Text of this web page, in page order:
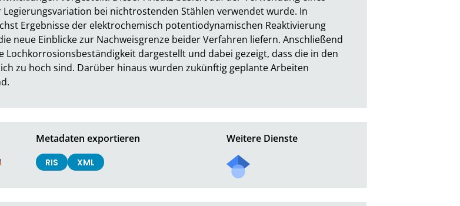
bei nichtrostenden Stählen verwendet wurde. In
Ergebnisse der elektrochemisch potentiodynamischen Reaktivierung
neue Einblicke zur Nachweisgrenze beider Verfahren liefern. Anschließend
Lochkorrosionsbeständigkeit dargestellt und dabei gezeigt, dass die in den
zu hoch sind. Darüber hinaus wurden zukünftig geplante Arbeiten
Metadaten exportieren
RIS XML
Weitere Dienste